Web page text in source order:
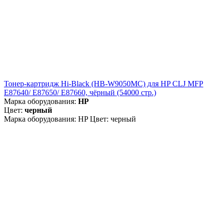
Тонер-картридж Hi-Black (HB-W9050MC) для HP CLJ MFP
E87640/ E87650/ E87660, чёрный (54000 стр.)
Марка оборудования: HP
Цвет: черный
Марка оборудования: HP Цвет: черный